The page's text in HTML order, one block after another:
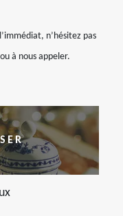
n’hésitez pas
à nous appeler.